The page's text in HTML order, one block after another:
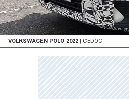
VOLKSWAGEN POLO 2022 | CEDOC